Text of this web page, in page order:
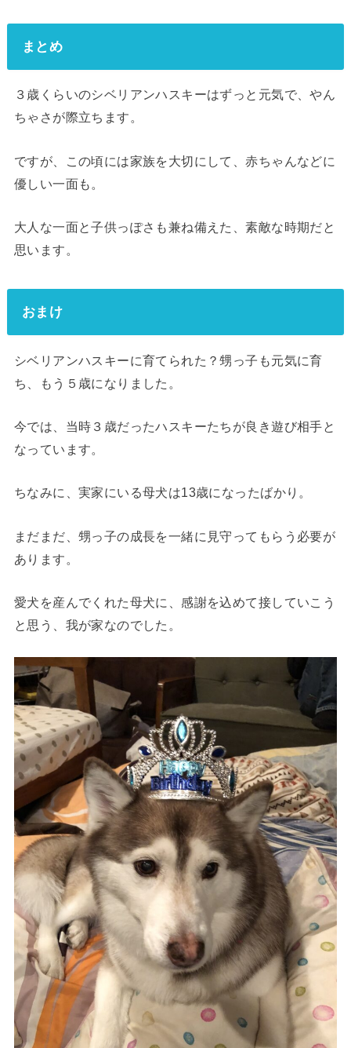
まとめ
３歳くらいのシベリアンハスキーはずっと元気で、やん
ちゃさが際立ちます。
ですが、この頃には家族を大切にして、赤ちゃんなどに
優しい一面も。
大人な一面と子供っぽさも兼ね備えた、素敵な時期だと
思います。
おまけ
シベリアンハスキーに育てられた？甥っ子も元気に育
ち、もう５歳になりました。
今では、当時３歳だったハスキーたちが良き遊び相手と
なっています。
ちなみに、実家にいる母犬は13歳になったばかり。
まだまだ、甥っ子の成長を一緒に見守ってもらう必要が
あります。
愛犬を産んでくれた母犬に、感謝を込めて接していこう
と思う、我が家なのでした。